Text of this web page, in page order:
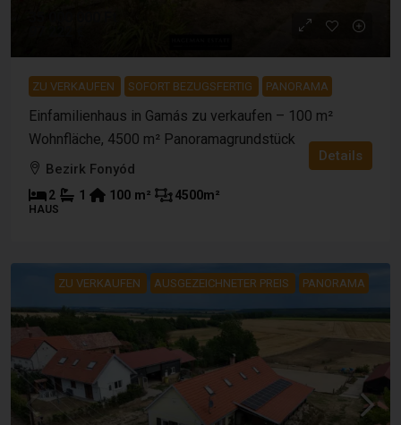
ZU VERKAUFEN SOFORT BEZUGSFERTIG PANORAMA
Einfamilienhaus in Gamás zu verkaufen – 100 m²
Wohnfläche, 4500 m² Panoramagrundstück
Bezirk Fonyód
2 1 100 m² 4500m²
HAUS
Details
ZU VERKAUFEN AUSGEZEICHNETER PREIS PANORAMA